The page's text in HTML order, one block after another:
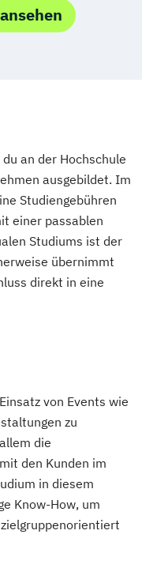
(dual)
an der Hochschule
ausgebildet. Im
Studiengebühren
einer passablen
Studiums ist der
übernimmt
direkt in eine
von Events wie
zu
die
den Kunden im
in diesem
Know-How, um